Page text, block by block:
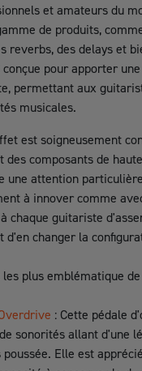
et amateurs du
de produits,
reverbs, des delays et
conçue pour apporter
permettant aux
musicales.
est soigneusement
des composants de
une attention
à innover comme
chaque guitariste
d'en changer la
plus emblématique
: Cette pédale
sonorités allant d'une
Elle est